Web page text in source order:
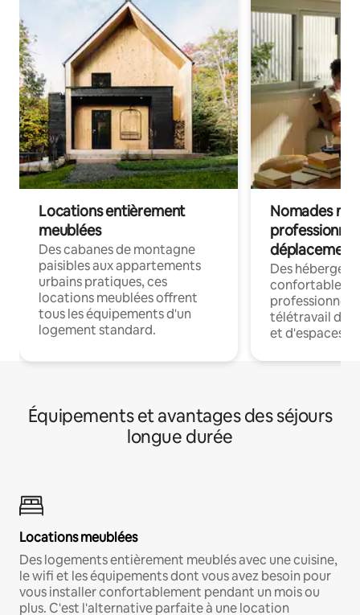
Locations entièrement
meublées
Des cabanes de montagne
paisibles aux appartements
urbains pratiques, ces
locations meublées offrent
tous les équipements d'un
logement standard.
Nomades
déplacement
Des
confortables
professionnels
télétravail
et d'espaces
Équipements et avantages des séjours
longue durée
Locations meublées
Des logements entièrement meublés avec une cuisine,
le wifi et les équipements dont vous avez besoin pour
vous installer confortablement pendant un mois ou
plus. C'est l'alternative parfaite à une location